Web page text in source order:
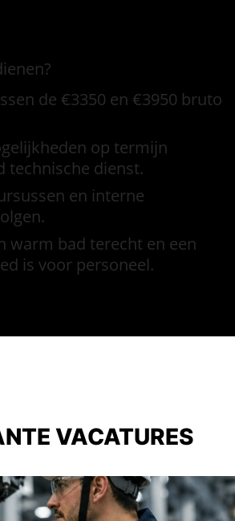
de €3350 en €3950 bruto
op termijn
technische dienst.
en interne
warm bad terecht en een
is voor personeel.
VACATURES